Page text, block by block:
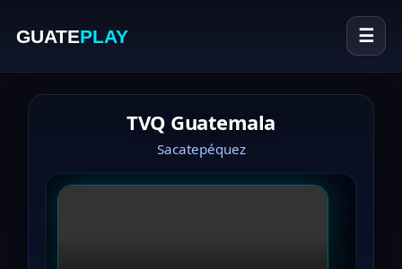
GUATEPLAY ☰
TVQ Guatemala
Sacatepéquez